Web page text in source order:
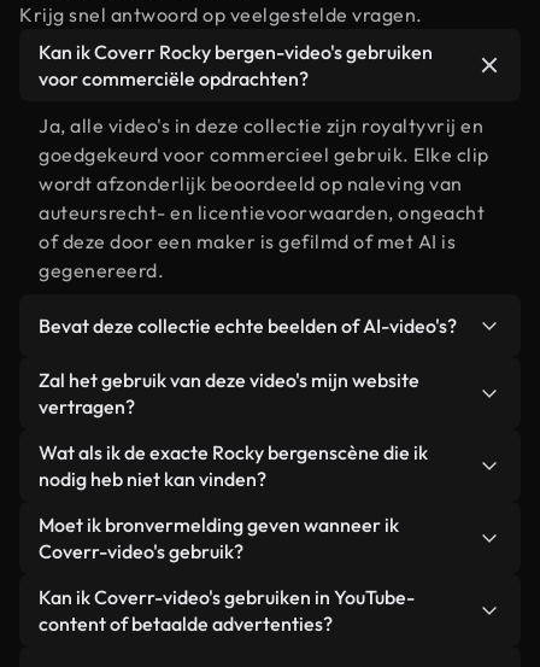
Krijg snel antwoord op veelgestelde vragen.
Kan ik Coverr Rocky bergen-video's gebruiken
voor commerciële opdrachten?
Ja, alle video's in deze collectie zijn royaltyvrij en
goedgekeurd voor commercieel gebruik. Elke clip
wordt afzonderlijk beoordeeld op naleving van
auteursrecht- en licentievoorwaarden, ongeacht
of deze door een maker is gefilmd of met AI is
gegenereerd.
Bevat deze collectie echte beelden of AI-video's?
Beide. Dit is een hybride bibliotheek die bestaat
uit echte, door mensen gefilmde beelden van
gegenereerde video's. Elke video is duidelijk
gelabeld, zodat je altijd weet wat je gebruikt.
Zal het gebruik van deze video's mijn website
vertragen?
Niet als u voor onze geoptimaliseerde versies
kiest. Wij bieden lichtgewicht, webklare formaten
achtergrond. Zo blijft de kwaliteit hoog, worden de
laadtijden geminimaliseerd en worden
statistieken zoals LCP verbeterd.
Wat als ik de exacte Rocky bergenscène die ik
nodig heb niet kan vinden?
Met Coverr AI Studio maak je direct een video.
Beschrijf de scène – bijvoorbeeld "Rocky bergen
binnen enkele seconden een gepersonaliseerde
video die voldoet aan onze licentievoorwaarden.
Moet ik bronvermelding geven wanneer ik
Coverr-video's gebruik?
Naamsvermelding is niet vereist. Alle video's in
onze stockbibliotheek zijn royaltyvrij en kunnen
Kan ik Coverr-video's gebruiken in YouTube-
content of betaalde advertenties?